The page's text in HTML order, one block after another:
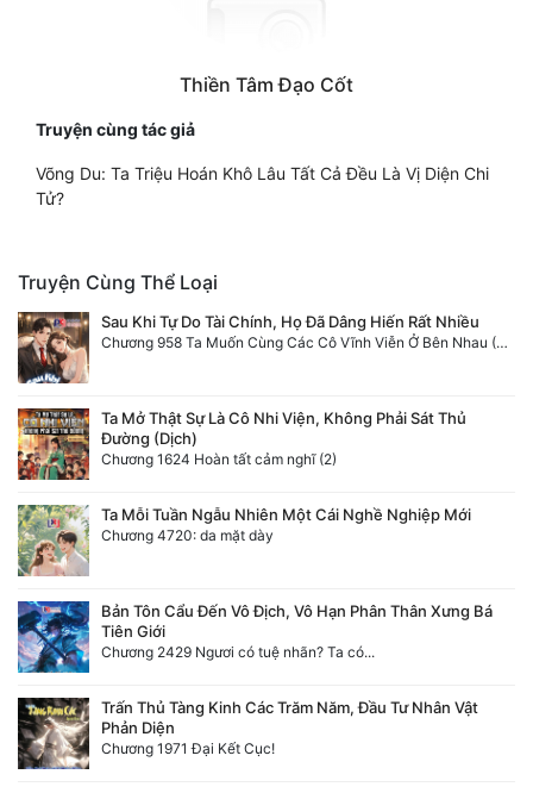
Thiền Tâm Đạo Cốt
Truyện cùng tác giả
Võng Du: Ta Triệu Hoán Khô Lâu Tất Cả Đều Là Vị Diện Chi
Tử?
Truyện Cùng Thể Loại
Sau Khi Tự Do Tài Chính, Họ Đã Dâng Hiến Rất Nhiều
Chương 958 Ta Muốn Cùng Các Cô Vĩnh Viễn Ở Bên Nhau (2) Hết
Ta Mở Thật Sự Là Cô Nhi Viện, Không Phải Sát Thủ
Đường (Dịch)
Chương 1624 Hoàn tất cảm nghĩ (2)
Ta Mỗi Tuần Ngẫu Nhiên Một Cái Nghề Nghiệp Mới
Chương 4720: da mặt dày
Bản Tôn Cẩu Đến Vô Địch, Vô Hạn Phân Thân Xưng Bá
Tiên Giới
Chương 2429 Ngươi có tuệ nhãn? Ta có...
Trấn Thủ Tàng Kinh Các Trăm Năm, Đầu Tư Nhân Vật
Phản Diện
Chương 1971 Đại Kết Cục!